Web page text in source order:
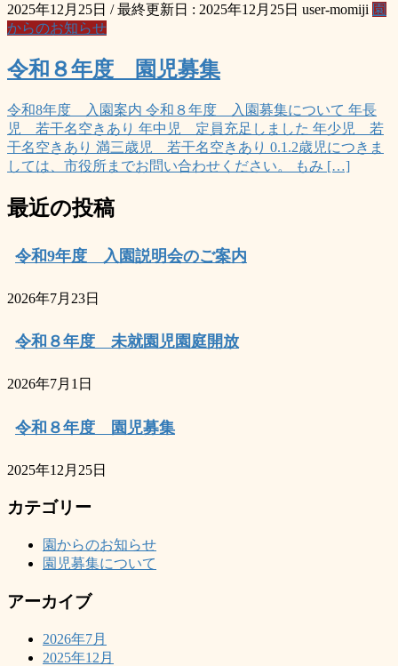
2025年12月25日 / 最終更新日 : 2025年12月25日 user-momiji 園
からのお知らせ
令和８年度 園児募集
令和8年度 入園案内 令和８年度 入園募集について 年長
児 若干名空きあり 年中児 定員充足しました 年少児 若
干名空きあり 満三歳児 若干名空きあり 0.1.2歳児につきま
しては、市役所までお問い合わせください。 もみ […]
最近の投稿
令和9年度 入園説明会のご案内
2026年7月23日
令和８年度 未就園児園庭開放
2026年7月1日
令和８年度 園児募集
2025年12月25日
カテゴリー
園からのお知らせ
園児募集について
アーカイブ
2026年7月
2025年12月